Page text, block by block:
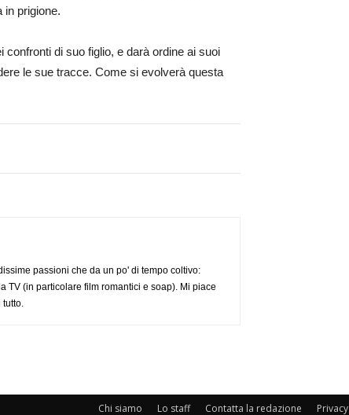
in prigione.
confronti di suo figlio, e darà ordine ai suoi
le sue tracce. Come si evolverà questa
passioni che da un po' di tempo coltivo:
TV (in particolare film romantici e soap). Mi piace
Chi siamo Lo staff Contatta la redazione Privacy